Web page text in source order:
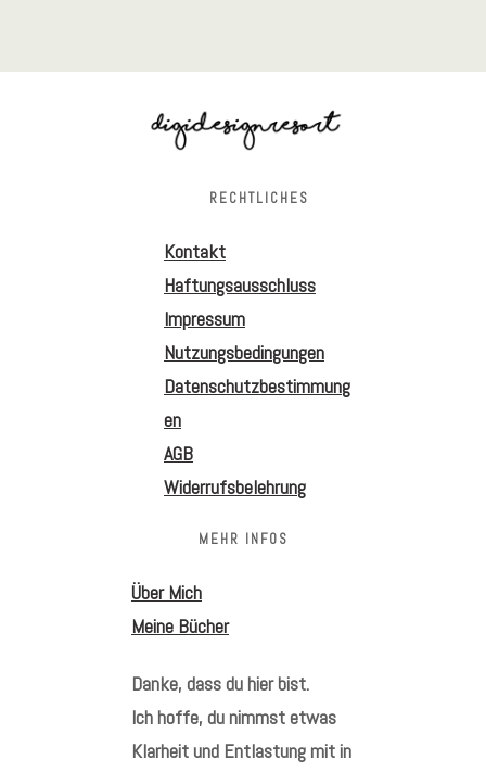
RECHTLICHES
Kontakt
Haftungsausschluss
Impressum
Nutzungsbedingungen
Datenschutzbestimmung
en
AGB
Widerrufsbelehrung
MEHR INFOS
Über Mich
Meine Bücher
Danke, dass du hier bist.
Ich hoffe, du nimmst etwas
Klarheit und Entlastung mit in